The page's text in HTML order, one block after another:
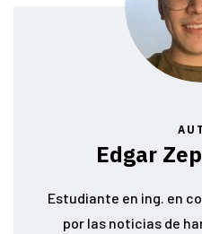
Edgar
Estudiante en ing. en
por las noticias de